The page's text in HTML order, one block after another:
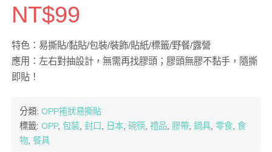
NT$99
特色：易撕貼/黏貼/包裝/裝飾/貼紙/標籤/野餐/露營
應用：左右對抽設計，無需再找膠頭；膠頭無膠不黏手，隨撕
即貼！
分類: OPP捲狀易撕貼
標籤: OPP, 包裝, 封口, 日本, 碗筷, 禮品, 膠帶, 鍋具, 零食, 食
物, 餐具